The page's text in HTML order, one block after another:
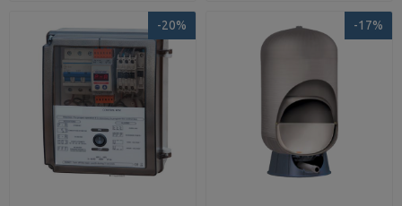
-20% -17%